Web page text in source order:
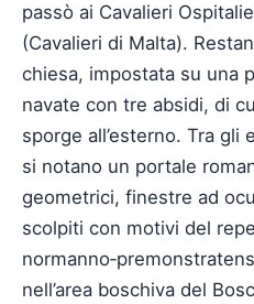
passò ai Cavalieri
(Cavalieri di Malta).
chiesa, impostata su una
navate con tre absidi, di
sporge all’esterno. Tra gli
si notano un portale
geometrici, finestre ad
scolpiti con motivi del
nell’area boschiva del